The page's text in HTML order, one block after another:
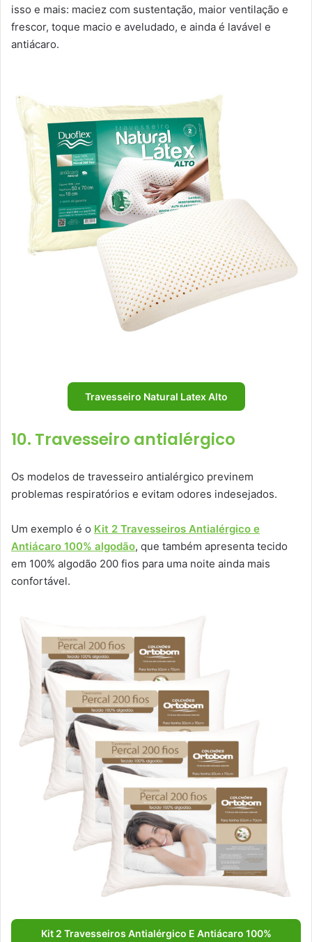
isso e mais: maciez com sustentação, maior ventilação e
frescor, toque macio e aveludado, e ainda é lavável e
antiácaro.
Travesseiro Natural Latex Alto
10. Travesseiro antialérgico
Os modelos de travesseiro antialérgico previnem
problemas respiratórios e evitam odores indesejados.
Um exemplo é o Kit 2 Travesseiros Antialérgico e
Antiácaro 100% algodão, que também apresenta tecido
em 100% algodão 200 fios para uma noite ainda mais
confortável.
Kit 2 Travesseiros Antialérgico E Antiácaro 100%